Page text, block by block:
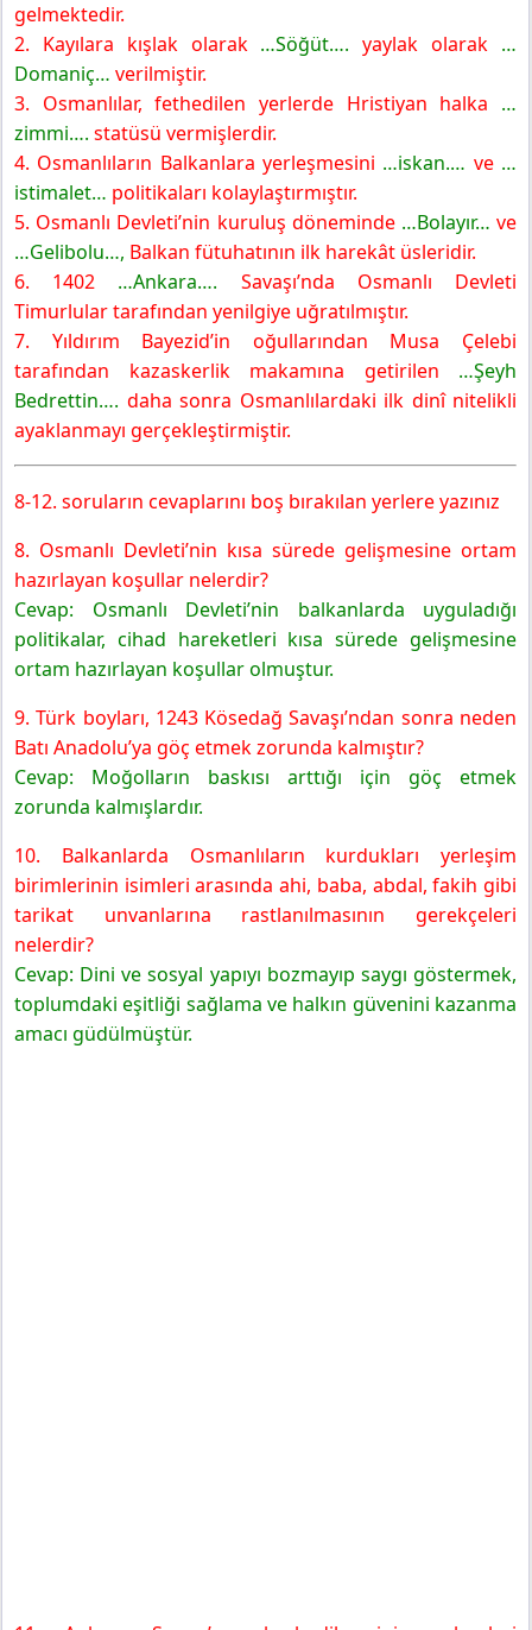
gelmektedir.
2. Kayılara kışlak olarak …Söğüt…. yaylak olarak …
Domaniç… verilmiştir.
3. Osmanlılar, fethedilen yerlerde Hristiyan halka …
zimmi…. statüsü vermişlerdir.
4. Osmanlıların Balkanlara yerleşmesini …iskan.… ve …
istimalet… politikaları kolaylaştırmıştır.
5. Osmanlı Devleti’nin kuruluş döneminde …Bolayır…ve
…Gelibolu…, Balkan fütuhatının ilk harekât üsleridir.
6. 1402 …Ankara…. Savaşı’nda Osmanlı Devleti
Timurlular tarafından yenilgiye uğratılmıştır.
7. Yıldırım Bayezid’in oğullarından Musa Çelebi
tarafından kazaskerlik makamına getirilen …Şeyh
Bedrettin…. daha sonra Osmanlılardaki ilk dinî nitelikli
ayaklanmayı gerçekleştirmiştir.
8-12. soruların cevaplarını boş bırakılan yerlere yazınız
8. Osmanlı Devleti’nin kısa sürede gelişmesine ortam
hazırlayan koşullar nelerdir?
Cevap: Osmanlı Devleti’nin balkanlarda uyguladığı
politikalar, cihad hareketleri kısa sürede gelişmesine
ortam hazırlayan koşullar olmuştur.
9. Türk boyları, 1243 Kösedağ Savaşı’ndan sonra neden
Batı Anadolu’ya göç etmek zorunda kalmıştır?
Cevap: Moğolların baskısı arttığı için göç etmek
zorunda kalmışlardır.
10. Balkanlarda Osmanlıların kurdukları yerleşim
birimlerinin isimleri arasında ahi, baba, abdal, fakih gibi
tarikat unvanlarına rastlanılmasının gerekçeleri
nelerdir?
Cevap: Dini ve sosyal yapıyı bozmayıp saygı göstermek,
toplumdaki eşitliği sağlama ve halkın güvenini kazanma
amacı güdülmüştür.